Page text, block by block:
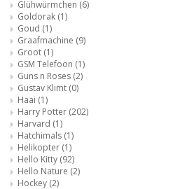
Glühwürmchen (6)
Goldorak (1)
Goud (1)
Graafmachine (9)
Groot (1)
GSM Telefoon (1)
Guns n Roses (2)
Gustav Klimt (0)
Haai (1)
Harry Potter (202)
Harvard (1)
Hatchimals (1)
Helikopter (1)
Hello Kitty (92)
Hello Nature (2)
Hockey (2)